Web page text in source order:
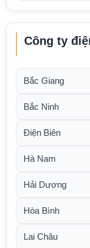
Công ty
Bắc Giang
Bắc Ninh
Điện Biên
Hà Nam
Hải Dương
Hòa Bình
Lai Châu